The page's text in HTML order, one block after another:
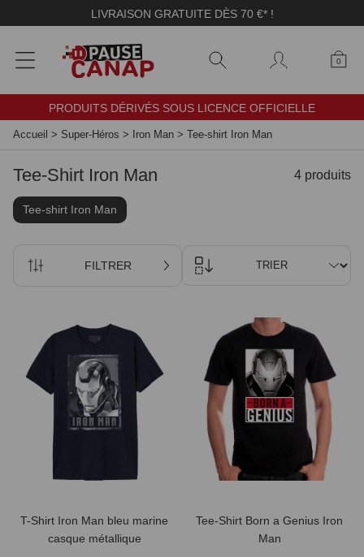
LIVRAISON GRATUITE DÈS 70 €* !
0
PRODUITS DÉRIVÉS SOUS LICENCE OFFICIELLE
Accueil > Super-Héros > Iron Man > Tee-shirt Iron Man
Tee-Shirt Iron Man 4 produits
Tee-shirt Iron Man
FILTRER TRIER
T-Shirt Iron Man bleu marine
casque métallique
Tee-Shirt Born a Genius Iron
Man
Panneau de gestion des cookies